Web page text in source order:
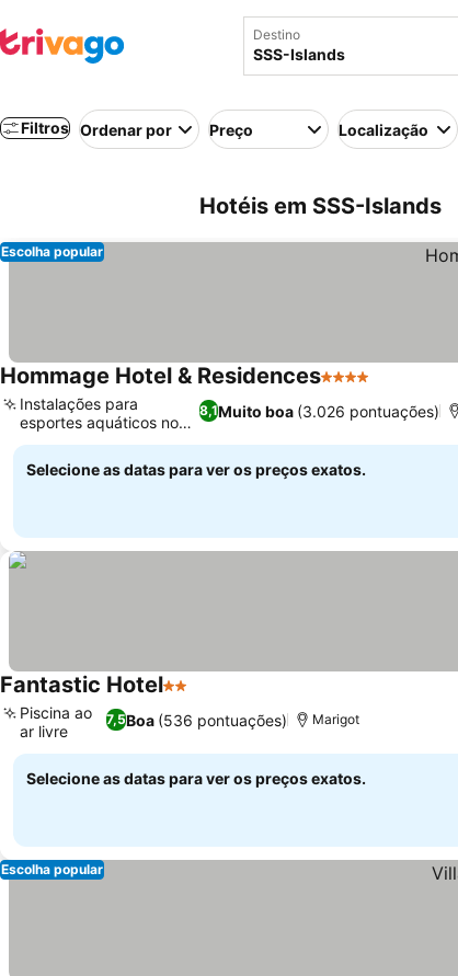
Destino
Filtros Ordenar por Preço Localização
Hotéis em SSS-Islands
Escolha popular
Hommage Hotel & Residences4 Estrelas
8,1Muito boa (3.026 pontuações)
Instalações para
esportes aquáticos no
local
Selecione as datas para ver os preços exatos.
Fantastic Hotel2 Estrelas
7,5Boa (536 pontuações)
Piscina ao
ar livre
Marigot
Selecione as datas para ver os preços exatos.
Escolha popular